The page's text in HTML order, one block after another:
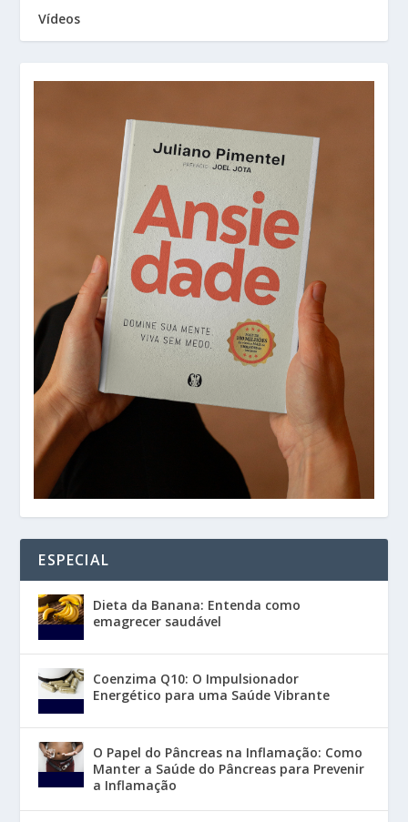
Vídeos
ESPECIAL
Dieta da Banana: Entenda como
emagrecer saudável
Coenzima Q10: O Impulsionador
Energético para uma Saúde Vibrante
O Papel do Pâncreas na Inflamação: Como
Manter a Saúde do Pâncreas para Prevenir
a Inflamação